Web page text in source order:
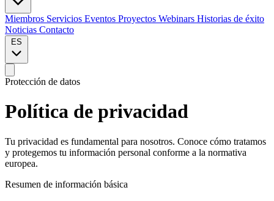
Miembros Servicios Eventos Proyectos Webinars Historias de éxito
Noticias Contacto
ES
Protección de datos
Política de privacidad
Tu privacidad es fundamental para nosotros. Conoce cómo tratamos
y protegemos tu información personal conforme a la normativa
europea.
Resumen de información básica